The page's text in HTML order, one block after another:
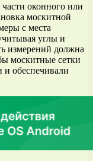
оконного или
москитной
с места
углы и
измерений должна
москитные сетки
и обеспечивали